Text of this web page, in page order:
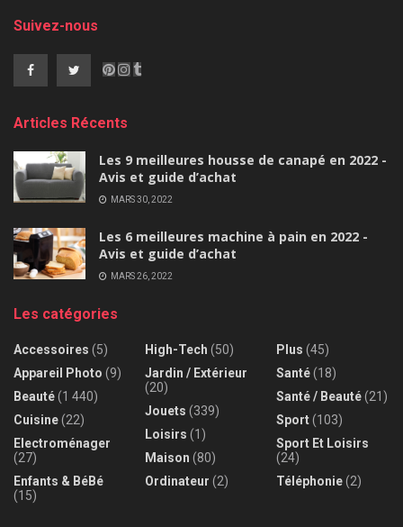
Suivez-nous
Articles Récents
Les 9 meilleures housse de canapé en 2022 -
Avis et guide d’achat
MARS 30, 2022
Les 6 meilleures machine à pain en 2022 -
Avis et guide d’achat
MARS 26, 2022
Les catégories
Accessoires (5)
Appareil Photo (9)
Beauté(1 440)
Cuisine(22)
Electroménager
(27)
Enfants & BéBé
(15)
High-Tech (50)
Jardin / Extérieur
(20)
Jouets (339)
Loisirs (1)
Maison (80)
Ordinateur (2)
Plus (45)
Santé(18)
Santé / Beauté(21)
Sport(103)
Sport Et Loisirs
(24)
Téléphonie(2)